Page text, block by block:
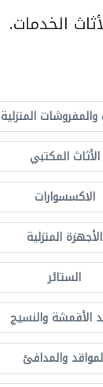
الخدمات.
والمفروشات المنزلية
الأثاث المكتبي
الاكسسوارات
الأجهزة المنزلية
الستائر
الأقمشة والنسيج
والمدافئ